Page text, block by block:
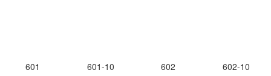
601 601-10 602 602-10